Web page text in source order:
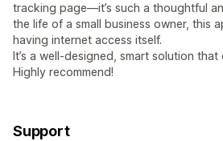
tracking page—it’s such a thoughtful
the life of a small business owner, this
having internet access itself.
It’s a well-designed, smart solution
Highly recommend!
Support